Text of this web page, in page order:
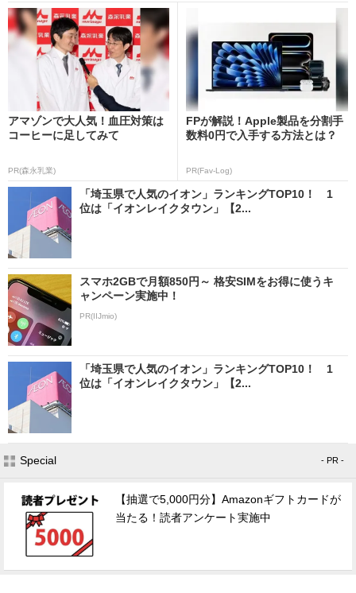
アマゾンで大人気！血圧対策は
コーヒーに足してみて
PR(森永乳業)
FPが解説！Apple製品を分割手
数料0円で入手する方法とは？
PR(Fav-Log)
「埼玉県で人気のイオン」ランキングTOP10！ 1
位は「イオンレイクタウン」【2...
スマホ2GBで月額850円～ 格安SIMをお得に使うキ
ャンペーン実施中！
PR(IIJmio)
「埼玉県で人気のイオン」ランキングTOP10！ 1
位は「イオンレイクタウン」【2...
Special - PR -
【抽選で5,000円分】Amazonギフトカードが
当たる！読者アンケート実施中